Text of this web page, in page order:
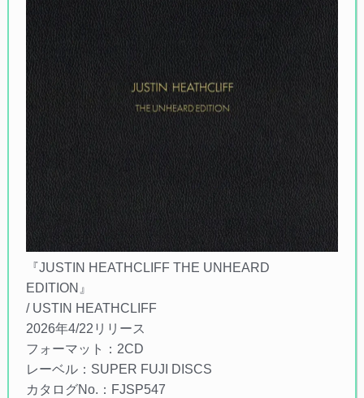
『JUSTIN HEATHCLIFF THE UNHEARD
EDITION』
/ USTIN HEATHCLIFF
2026年4/22リリース
フォーマット：2CD
レーベル：SUPER FUJI DISCS
カタログNo.：FJSP547